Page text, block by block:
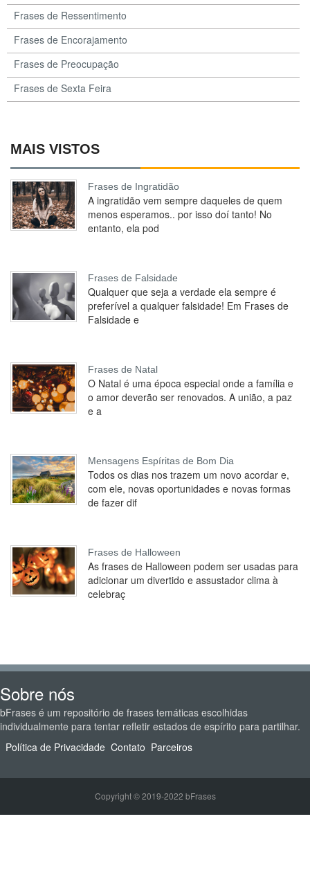
Frases de Ressentimento
Frases de Encorajamento
Frases de Preocupação
Frases de Sexta Feira
MAIS VISTOS
Frases de Ingratidão
A ingratidão vem sempre daqueles de quem
menos esperamos.. por isso doí tanto! No
entanto, ela pod
Frases de Falsidade
Qualquer que seja a verdade ela sempre é
preferível a qualquer falsidade! Em Frases de
Falsidade e
Frases de Natal
O Natal é uma época especial onde a família e
o amor deverão ser renovados. A união, a paz
e a
Mensagens Espíritas de Bom Dia
Todos os dias nos trazem um novo acordar e,
com ele, novas oportunidades e novas formas
de fazer dif
Frases de Halloween
As frases de Halloween podem ser usadas para
adicionar um divertido e assustador clima à
celebraç
Sobre nós
bFrases é um repositório de frases temáticas escolhidas
individualmente para tentar refletir estados de espírito para partilhar.
Política de Privacidade Contato Parceiros
Copyright © 2019-2022 bFrases